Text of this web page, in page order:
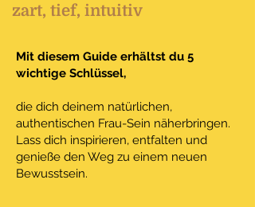
zart, tief, intuitiv
Mit diesem Guide erhältst du 5
wichtige Schlüssel,
die dich deinem natürlichen,
authentischen Frau-Sein näherbringen.
Lass dich inspirieren, entfalten und
genieße den Weg zu einem neuen
Bewusstsein.